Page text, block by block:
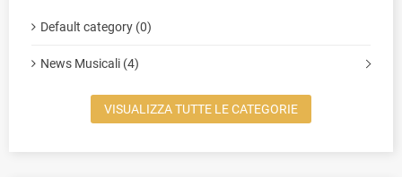
Default category (0)
News Musicali (4)
VISUALIZZA TUTTE LE CATEGORIE